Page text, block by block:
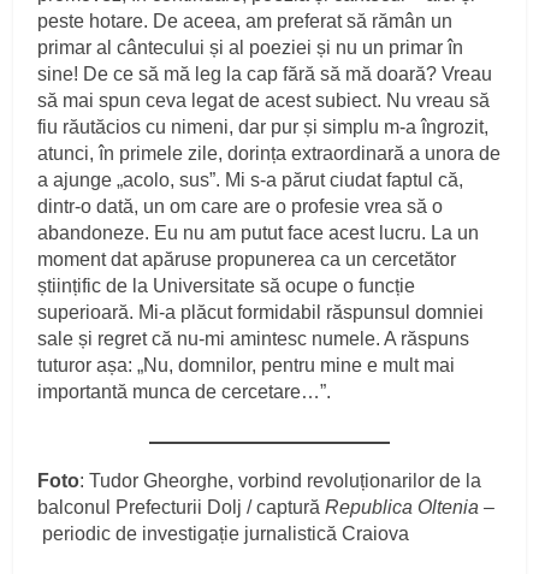
peste hotare. De aceea, am preferat să rămân un
primar al cântecului și al poeziei și nu un primar în
sine! De ce să mă leg la cap fără să mă doară? Vreau
să mai spun ceva legat de acest subiect. Nu vreau să
fiu răutăcios cu nimeni, dar pur și simplu m-a îngrozit,
atunci, în primele zile, dorința extraordinară a unora de
a ajunge „acolo, sus”. Mi s-a părut ciudat faptul că,
dintr-o dată, un om care are o profesie vrea să o
abandoneze. Eu nu am putut face acest lucru. La un
moment dat apăruse propunerea ca un cercetător
științific de la Universitate să ocupe o funcție
superioară. Mi-a plăcut formidabil răspunsul domniei
sale și regret că nu-mi amintesc numele. A răspuns
tuturor așa: „Nu, domnilor, pentru mine e mult mai
importantă munca de cercetare…”.
Foto: Tudor Gheorghe, vorbind revoluționarilor de la
balconul Prefecturii Dolj / capturăRepublica Oltenia –
periodic de investigație jurnalistică Craiova